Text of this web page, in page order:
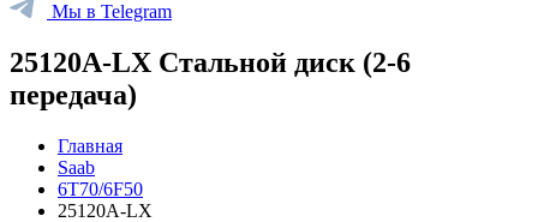
Мы в Telegram
25120A-LX Стальной диск (2-6
передача)
Главная
Saab
6T70/6F50
25120A-LX